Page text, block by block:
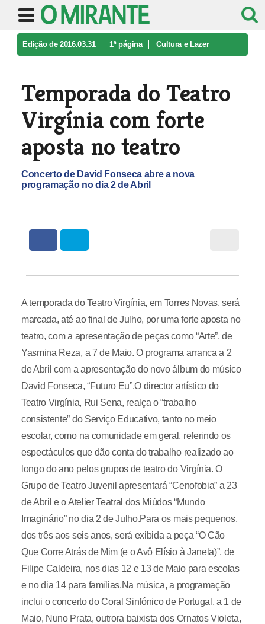
Edição de 2016.03.31 1ª página Cultura e Lazer
Temporada do Teatro
Virgínia com forte
aposta no teatro
Concerto de David Fonseca abre a nova
programação no dia 2 de Abril
A temporada do Teatro Virgínia, em Torres Novas, será
marcada, até ao final de Julho, por uma forte aposta no
teatro, com a apresentação de peças como “Arte”, de
Yasmina Reza, a 7 de Maio. O programa arranca a 2
de Abril com a apresentação do novo álbum do músico
David Fonseca, “Futuro Eu”.O director artístico do
Teatro Virgínia, Rui Sena, realça o “trabalho
consistente” do Serviço Educativo, tanto no meio
escolar, como na comunidade em geral, referindo os
espectáculos que dão conta do trabalho realizado ao
longo do ano pelos grupos de teatro do Virgínia. O
Grupo de Teatro Juvenil apresentará “Cenofobia” a 23
de Abril e o Atelier Teatral dos Miúdos “Mundo
Imaginário” no dia 2 de Julho.Para os mais pequenos,
dos três aos seis anos, será exibida a peça “O Cão
Que Corre Atrás de Mim (e o Avô Elísio à Janela)”, de
Filipe Caldeira, nos dias 12 e 13 de Maio para escolas
e no dia 14 para famílias.Na música, a programação
inclui o concerto do Coral Sinfónico de Portugal, a 1 de
Maio, Nuno Prata, outrora baixista dos Ornatos Violeta,